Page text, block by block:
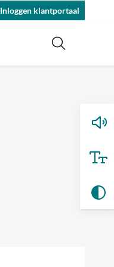
Inloggen klantportaal